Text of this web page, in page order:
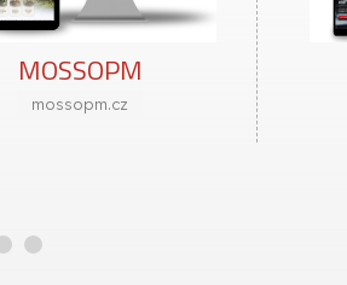
Autoservis Dobrá
autoservis-dobra.cz